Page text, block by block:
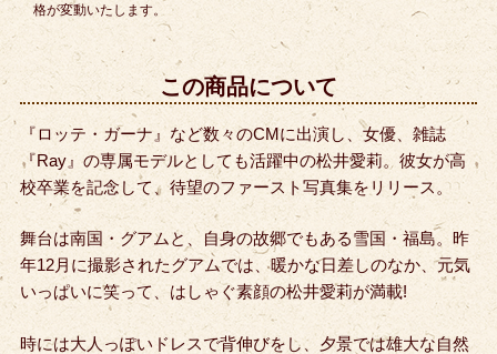
格が変動いたします。
この商品について
『ロッテ・ガーナ』など数々のCMに出演し、女優、雑誌
『Ray』の専属モデルとしても活躍中の松井愛莉。彼女が高
校卒業を記念して、待望のファースト写真集をリリース。
舞台は南国・グアムと、自身の故郷でもある雪国・福島。昨
年12月に撮影されたグアムでは、暖かな日差しのなか、元気
いっぱいに笑って、はしゃぐ素顔の松井愛莉が満載!
時には大人っぽいドレスで背伸びをし、夕景では雄大な自然